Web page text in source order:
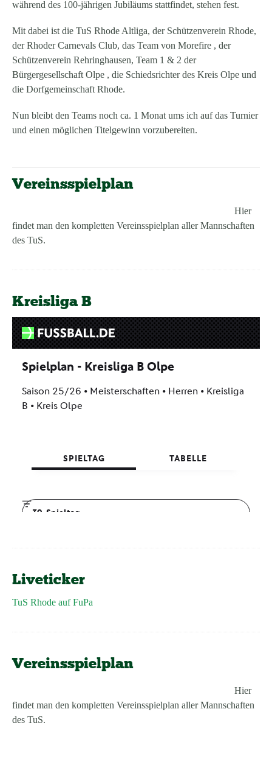
während des 100-jährigen Jubiläums stattfindet, stehen fest.
Mit dabei ist die TuS Rhode Altliga, der Schützenverein Rhode,
der Rhoder Carnevals Club, das Team von Morefire , der
Schützenverein Rehringhausen, Team 1 & 2 der
Bürgergesellschaft Olpe , die Schiedsrichter des Kreis Olpe und
die Dorfgemeinschaft Rhode.
Nun bleibt den Teams noch ca. 1 Monat ums ich auf das Turnier
und einen möglichen Titelgewinn vorzubereiten.
Vereinsspielplan
Hier
findet man den kompletten Vereinsspielplan aller Mannschaften
des TuS.
Kreisliga B
Liveticker
TuS Rhode auf FuPa
Vereinsspielplan
Hier
findet man den kompletten Vereinsspielplan aller Mannschaften
des TuS.